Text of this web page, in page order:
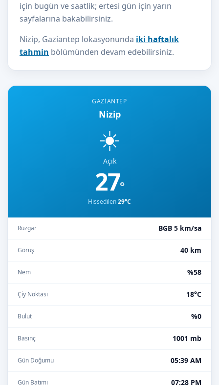
GAZIANTEP
Nizip
☀️
Açık
27°
Hissedilen29°C
Rüzgar BGB 5 km/sa
Görüş 40 km
Nem %58
Çiy Noktası 18°C
Bulut %0
Basınç 1001 mb
Gün Doğumu 05:39 AM
Gün Batımı 07:28 PM
için bugün ve saatlik; ertesi gün için yarın
sayfalarına bakabilirsiniz.
Nizip, Gaziantep lokasyonunda iki haftalık
tahmin bölümünden devam edebilirsiniz.